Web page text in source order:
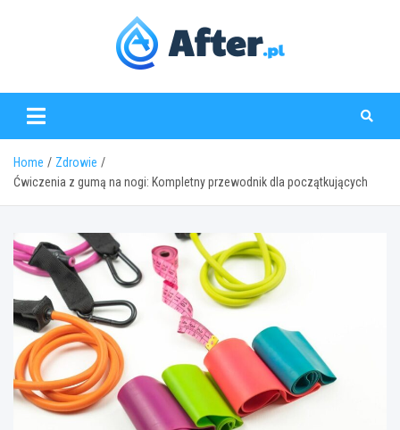
www.after.pl
Home
Zdrowie
Ćwiczenia z gumą na nogi: Kompletny przewodnik dla początkujących